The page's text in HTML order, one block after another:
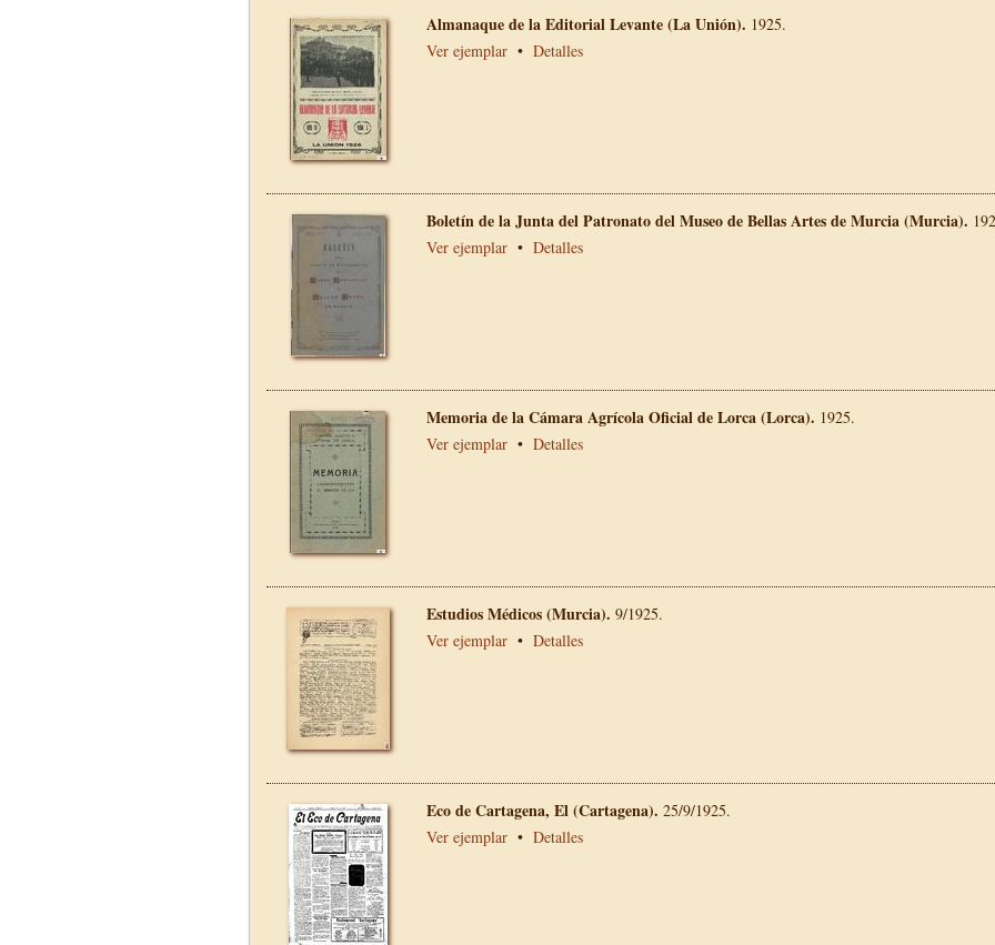
Almanaque de la Editorial Levante (La Unión). 1925.
Ver ejemplar • Detalles
Boletín de la Junta del Patronato del Museo de Bellas Artes de Murcia (Murcia).
Ver ejemplar • Detalles
Memoria de la Cámara Agrícola Oficial de Lorca (Lorca). 1925.
Ver ejemplar • Detalles
Estudios Médicos (Murcia). 9/1925.
Ver ejemplar • Detalles
Eco de Cartagena, El (Cartagena). 25/9/1925.
Ver ejemplar • Detalles